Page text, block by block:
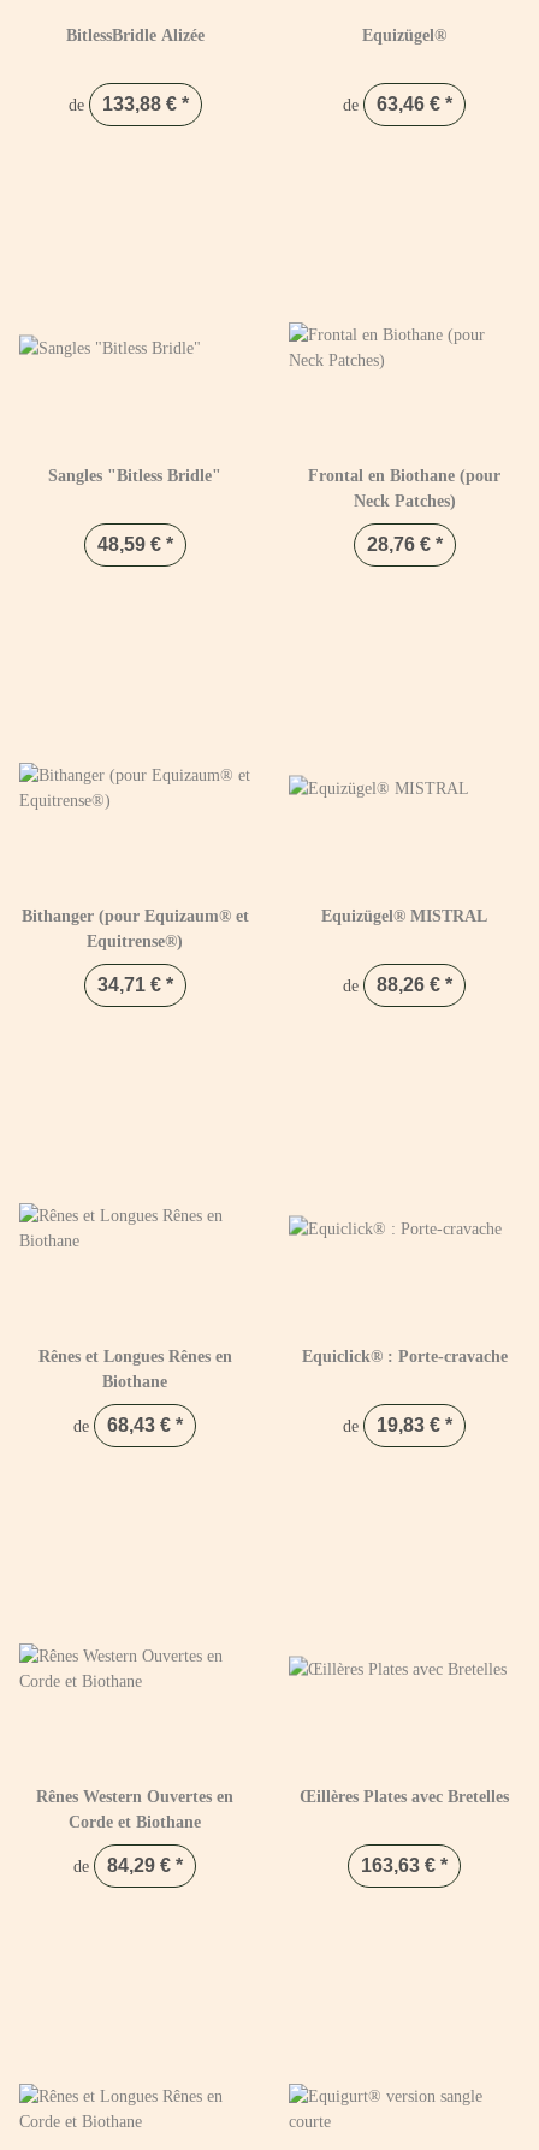
BitlessBridle Alizée
de 133,88 € *
Equizügel®
de 63,46 € *
Sangles "Bitless Bridle"
48,59 € *
Frontal en Biothane (pour
Neck Patches)
28,76 € *
Bithanger (pour Equizaum® et
Equitrense®)
34,71 € *
Equizügel® MISTRAL
de 88,26 € *
Rênes et Longues Rênes en
Biothane
de 68,43 € *
Equiclick® : Porte-cravache
de 19,83 € *
Rênes Western Ouvertes en
Corde et Biothane
de 84,29 € *
Œillères Plates avec Bretelles
163,63 € *